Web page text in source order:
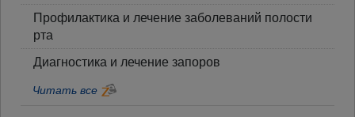
Профилактика и лечение заболеваний полости
рта
Диагностика и лечение запоров
Читать все